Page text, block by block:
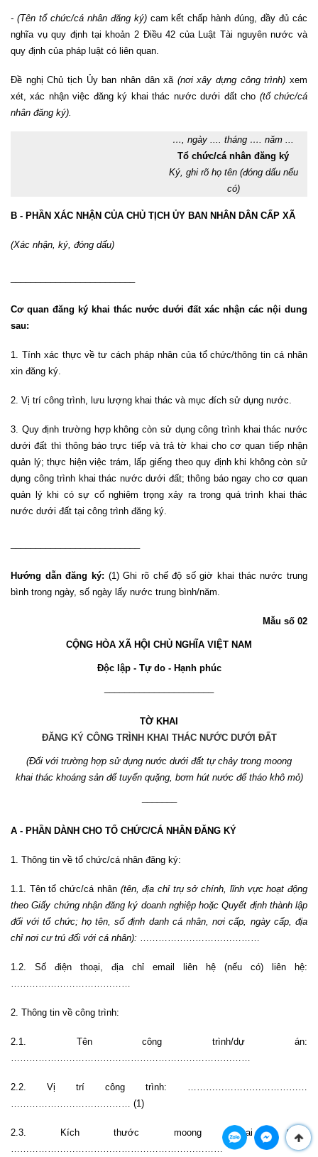
- (Tên tổ chức/cá nhân đăng ký)cam kết chấp hành đúng, đầy đủ các
nghĩa vụ quy định tại khoản 2 Điều 42 của Luật Tài nguyên nước và
quy định của pháp luật có liên quan.
Đề nghị Chủ tịch Ủy ban nhân dân xã (nơi xây dựng công trình) xem
xét, xác nhận việc đăng ký khai thác nước dưới đất cho (tổ chức/cá
nhân đăng ký).
…, ngày .... tháng …. năm ...
Tổ chức/cá nhân đăng ký
Ký, ghi rõ họ tên (đóng dấu nếu
có)
B - PHẦN XÁC NHẬN CỦA CHỦ TỊCH ỦY BAN NHÂN DÂN CẤP XÃ
(Xác nhận, ký, đóng dấu)
Cơ quan đăng ký khai thác nước dưới đất xác nhận các nội dung
sau:
1. Tính xác thực về tư cách pháp nhân của tổ chức/thông tin cá nhân
xin đăng ký.
2. Vị trí công trình, lưu lượng khai thác và mục đích sử dụng nước.
3. Quy định trường hợp không còn sử dụng công trình khai thác nước
dưới đất thì thông báo trực tiếp và trả tờ khai cho cơ quan tiếp nhận
quản lý; thực hiện việc trám, lấp giếng theo quy định khi không còn sử
dụng công trình khai thác nước dưới đất; thông báo ngay cho cơ quan
quản lý khi có sự cố nghiêm trọng xảy ra trong quá trình khai thác
nước dưới đất tại công trình đăng ký.
Hướng dẫn đăng ký: (1) Ghi rõ chế độ số giờ khai thác nước trung
bình trong ngày, số ngày lấy nước trung bình/năm.
Mẫu số 02
CỘNG HÒA XÃ HỘI CHỦ NGHĨA VIỆT NAM
Độc lập - Tự do - Hạnh phúc
TỜ KHAI
ĐĂNG KÝ CÔNG TRÌNH KHAI THÁC NƯỚC DƯỚI ĐẤT
(Đối với trường hợp sử dụng nước dưới đất tự chảy trong moong
khai thác khoáng sản để tuyển quặng, bơm hút nước để tháo khô mỏ)
A - PHẦN DÀNH CHO TỔ CHỨC/CÁ NHÂN ĐĂNG KÝ
1. Thông tin về tổ chức/cá nhân đăng ký:
1.1. Tên tổ chức/cá nhân (tên, địa chỉ trụ sở chính, lĩnh vực hoạt động
theo Giấy chứng nhận đăng ký doanh nghiệp hoặc Quyết định thành lập
đối với tổ chức; họ tên, số định danh cá nhân, nơi cấp, ngày cấp, địa
chỉ nơi cư trú đối với cá nhân): …………………………………
1.2. Số điện thoại, địa chỉ email liên hệ (nếu có) liên hệ:
…………………………………
2. Thông tin về công trình:
2.1. Tên công trình/dự án:
……………………………………………………………………
2.2. Vị trí công trình: …………………………………
………………………………… (1)
2.3. Kích thước moong khai thác:
……………………………………………………………